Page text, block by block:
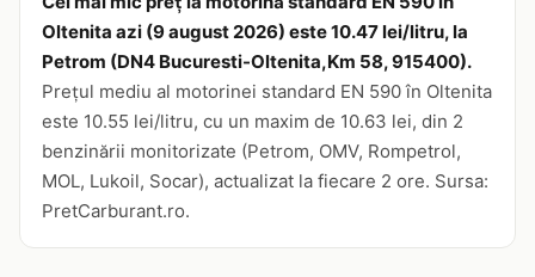
Oltenita azi (9 august 2026) este 10.47 lei/litru, la
Petrom (DN4 Bucuresti-Oltenita,Km 58, 915400).
Prețul mediu al motorinei standard EN 590 în Oltenita
este 10.55 lei/litru, cu un maxim de 10.63 lei, din 2
benzinării monitorizate (Petrom, OMV, Rompetrol,
MOL, Lukoil, Socar), actualizat la fiecare 2 ore. Sursa:
PretCarburant.ro.